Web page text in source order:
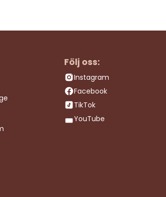
Följ oss:
Instagram
Facebook
TikTok
YouTube